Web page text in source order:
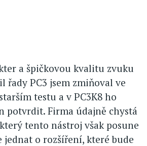
a špičkovou kvalitu zvuku
řady PC3 jsem zmiňoval ve
testu a v PC3K8 ho
potvrdit. Firma údajně chystá
tento nástroj však posune
jednat o rozšíření, které bude